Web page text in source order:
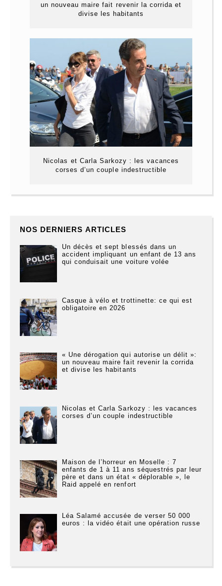
un nouveau maire fait revenir la corrida et
divise les habitants
Nicolas et Carla Sarkozy : les vacances
corses d’un couple indestructible
NOS DERNIERS ARTICLES
Un décès et sept blessés dans un
accident impliquant un enfant de 13 ans
qui conduisait une voiture volée
Casque à vélo et trottinette: ce qui est
obligatoire en 2026
« Une dérogation qui autorise un délit »:
un nouveau maire fait revenir la corrida
et divise les habitants
Nicolas et Carla Sarkozy : les vacances
corses d’un couple indestructible
Maison de l’horreur en Moselle : 7
enfants de 1 à 11 ans séquestrés par leur
père et dans un état « déplorable », le
Raid appelé en renfort
Léa Salamé accusée de verser 50 000
euros : la vidéo était une opération russe